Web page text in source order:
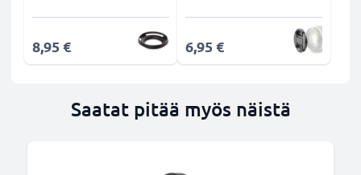
8,95 € 6,95 €
Saatat pitää myös näistä